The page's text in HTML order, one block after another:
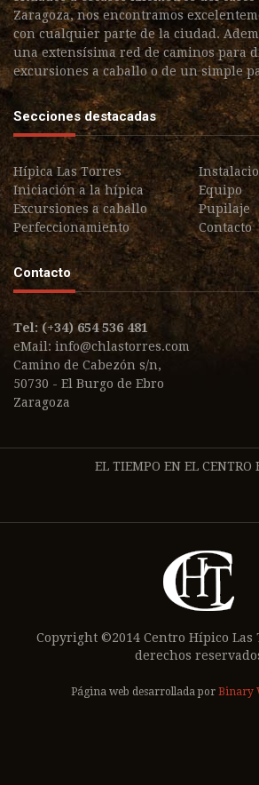
Zaragoza, nos encontramos
con cualquier parte de la ciudad.
una extensísima red de caminos para
excursiones a caballo o de un simple
Secciones destacadas
Hípica Las Torres
Iniciación a la hípica
Equipo
Excursiones a caballo
Pupilaje
Perfeccionamiento
Contacto
Contacto
Tel: (+34) 654 536 481
eMail: info@chlastorres.com
Camino de Cabezón s/n,
50730 - El Burgo de Ebro
Zaragoza
EL TIEMPO EN EL CENTRO
Copyright ©2014 Centro Hípico Las
derechos
Página web desarrollada por Binary